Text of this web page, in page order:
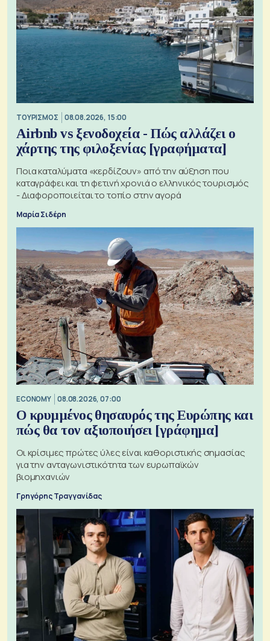
ΤΟΥΡΙΣΜΟΣ 08.08.2026, 15:00
Airbnb vs ξενοδοχεία - Πώς αλλάζει ο
χάρτης της φιλοξενίας [γραφήματα]
Ποια καταλύματα «κερδίζουν» από την αύξηση που
καταγράφει και τη φετινή χρονιά ο ελληνικός τουρισμός
- Διαφοροποιείται το τοπίο στην αγορά
Μαρία Σιδέρη
ECONOMY 08.08.2026, 07:00
Ο κρυμμένος θησαυρός της Ευρώπης και
πώς θα τον αξιοποιήσει [γράφημα]
Οι κρίσιμες πρώτες ύλες είναι καθοριστικής σημασίας
για την ανταγωνιστικότητα των ευρωπαϊκών
βιομηχανιών
Γρηγόρης Τραγγανίδας